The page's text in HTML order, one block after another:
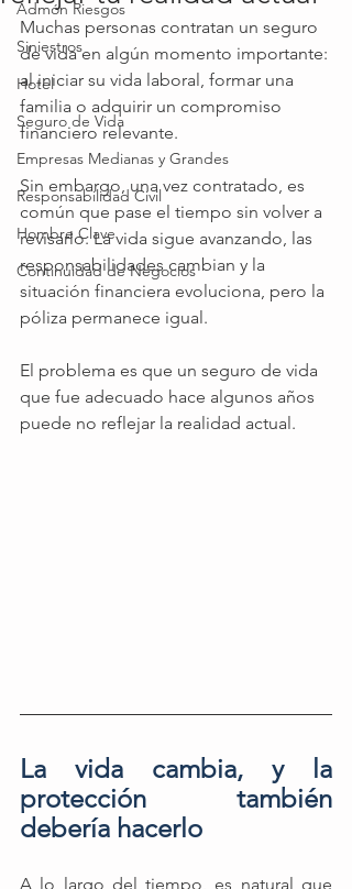
Admón Riesgos
Siniestros
Hotel
Seguro de Vida
Empresas Medianas y Grandes
Responsabilidad Civil
Hombre Clave
Continuidad de Negocios
Muchas personas contratan un seguro
de vida en algún momento importante:
al iniciar su vida laboral, formar una
familia o adquirir un compromiso
financiero relevante.
Sin embargo, una vez contratado, es
común que pase el tiempo sin volver a
revisarlo. La vida sigue avanzando, las
responsabilidades cambian y la
situación financiera evoluciona, pero la
póliza permanece igual.
El problema es que un seguro de vida
que fue adecuado hace algunos años
puede no reflejar la realidad actual.
La vida cambia, y la
protección también
debería hacerlo
A lo largo del tiempo, es natural que